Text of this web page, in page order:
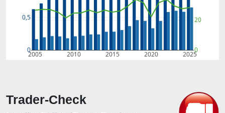
2005 2010 2015 2020 2025
0
0,5
0
20
Trader-Check